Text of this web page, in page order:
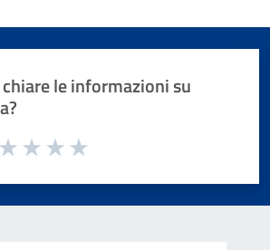
le informazioni su
la pagina